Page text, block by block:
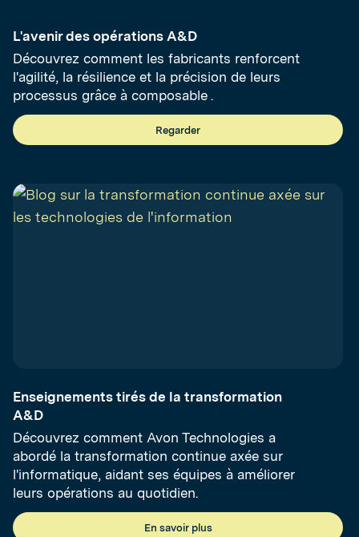
L'avenir des opérations A&D
Découvrez comment les fabricants renforcent
l'agilité, la résilience et la précision de leurs
processus grâce à composable .
Regarder
Enseignements tirés de la transformation
A&D
Découvrez comment Avon Technologies a
abordé la transformation continue axée sur
l'informatique, aidant ses équipes à améliorer
leurs opérations au quotidien.
En savoir plus